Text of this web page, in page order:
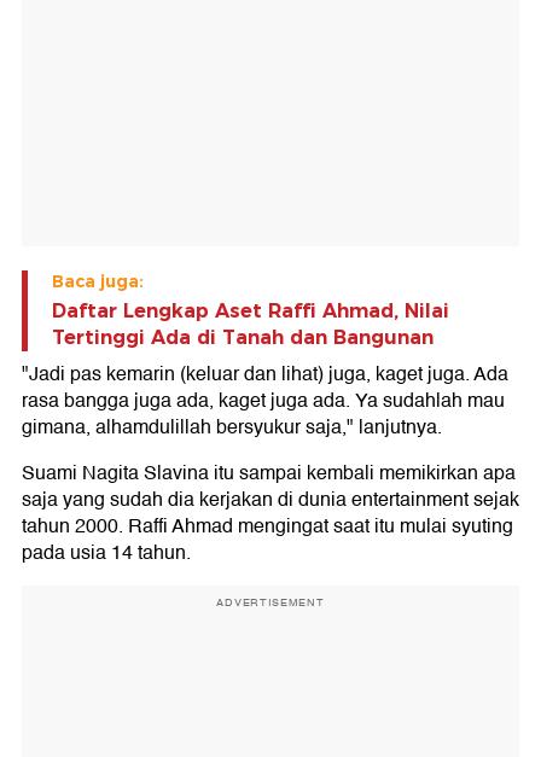
Baca juga:
Daftar Lengkap Aset Raffi Ahmad, Nilai
Tertinggi Ada di Tanah dan Bangunan
"Jadi pas kemarin (keluar dan lihat) juga, kaget juga. Ada
rasa bangga juga ada, kaget juga ada. Ya sudahlah mau
gimana, alhamdulillah bersyukur saja," lanjutnya.
Suami Nagita Slavina itu sampai kembali memikirkan apa
saja yang sudah dia kerjakan di dunia entertainment sejak
tahun 2000. Raffi Ahmad mengingat saat itu mulai syuting
pada usia 14 tahun.
ADVERTISEMENT